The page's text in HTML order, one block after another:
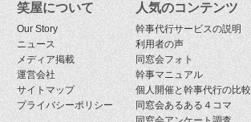
笑屋について
Our Story
ニュース
メディア掲載
運営会社
サイトマップ
プライバシーポリシー
人気のコンテンツ
幹事代行サービスの説明
利用者の声
同窓会フォト
幹事マニュアル
個人開催と幹事代行の比較
同窓会あるある４コマ